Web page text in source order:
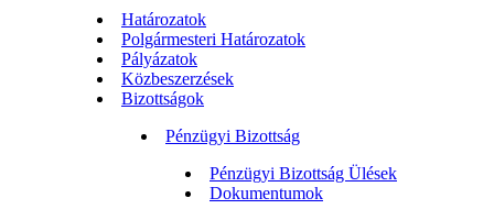
Határozatok
Polgármesteri Határozatok
Pályázatok
Közbeszerzések
Bizottságok
Pénzügyi Bizottság
Pénzügyi Bizottság Ülések
Dokumentumok